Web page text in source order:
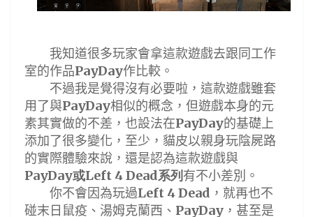
我知道很多玩家會拿這款遊戲去跟同工作
室的作品PayDay作比較。
不過我是覺得沒有必要啦，這款遊戲雖套
用了與PayDay相似的概念，但遊戲本身的元
素其實做的不差，也設法在PayDay的基礎上
添加了很多變化，至少，貓皮以親身玩陰屍路
的實際體驗來說，還是認為這款遊戲與
PayDay或Left 4 Dead系列 有不小差別。
你不會因為玩過Left 4 Dead ，就再也不
碰末日鼠疫 、湯姆克蘭西、 PayDay ，甚至是